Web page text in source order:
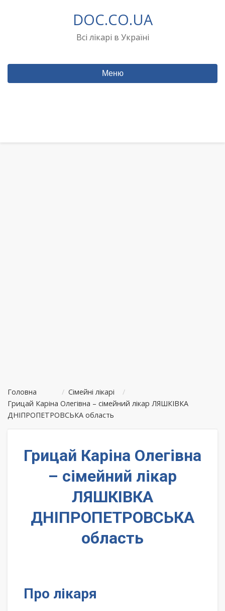
DOC.CO.UA
Всі лікарі в Україні
Меню
Головна / Сімейні лікарі
/
Грицай Каріна Олегівна – сімейний лікар ЛЯШКІВКА
ДНІПРОПЕТРОВСЬКА область
Грицай Каріна Олегівна
– сімейний лікар
ЛЯШКІВКА
ДНІПРОПЕТРОВСЬКА
область
Про лікаря